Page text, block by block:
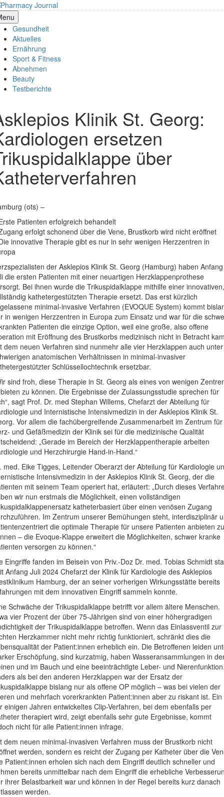
Skip
to
content
Journal
Gesundheit
Aktuelles
Ernährung
Sport & Fitness
Abnehmen
Beauty
Testberichte
Klinik St. Georg:
ersetzen
über
(ots) –
Patienten erfolgreich behandelt
erfolgt schonend über die Vene, Brustkorb wird nicht eröffnet
innovative Therapie gibt es nur in sehr wenigen Herzzentren in
der Asklepios Klinik St. Georg (Hamburg) haben Anfang
die ersten Patienten mit einer neuartigen Herzklappenprothese
Bei ihnen wurde die Trikuspidalklappe mithilfe einer innovativen,
kathetergestützten Therapie ersetzt. Das erst kürzlich
minimal-invasive Verfahren (EVOQUE System) kommt
in wenigen Herzzentren in Europa zum Einsatz und war für die
Patienten die einzige Option, weil eine große, also offene
mit Eröffnung des Brustkorbs medizinisch nicht in Betracht
dem neuen Verfahren sind nunmehr alle vier Herzklappen auch unter
anatomischen Verhältnissen in minimal-invasiver
Schlüssellochtechnik ersetzbar.
sind froh, diese Therapie in St. Georg als eines von wenigen
zu können. Die Ergebnisse der Zulassungsstudie sprechen für
sagt Prof. Dr. med Stephan Willems, Chefarzt der Abteilung für
und Internistische Intensivmedizin in der Asklepios Klinik St.
Vor allem die fachübergreifende Zusammenarbeit im Zentrum für
und Gefäßmedizin der Klinik sei für die medizinische Qualität
„Gerade im Bereich der Herzklappentherapie arbeiten
und Herzchirurgie Hand-in-Hand.“
med. Eike Tigges, Leitender Oberarzt der Abteilung für Kardiologie
Intensivmedizin in der Asklepios Klinik St. Georg, der die
mit seinem Team operiert hat, erläutert: „Durch dieses
wir nun erstmals die Möglichkeit, einen vollständigen
katheterbasiert über einen venösen Zugang
Im Zentrum unserer Bemühungen steht, interdisziplinär
die optimale Therapie für unsere Patienten anbieten zu
– die Evoque-Klappe erweitert die Möglichkeiten, schwer kranke
versorgen zu können.“
Eingriffe fanden im Beisein von Priv.-Doz Dr. med. Tobias Schmidt
Anfang Juli 2024 Chefarzt der Klinik für Kardiologie des Asklepios
Hamburg, der an seiner vorherigen Wirkungsstätte bereits
mit dem innovativen Eingriff sammeln konnte.
Schwäche der Trikuspidalklappe betrifft vor allem ältere Menschen.
vier Prozent der über 75-Jährigen sind von einer höhergradigen
der Trikuspidalklappe betroffen. Wenn das Einlassventil zur
Herzkammer nicht mehr richtig funktioniert, schränkt dies die
der Patient:innen erheblich ein. Die Betroffenen leiden
Erschöpfung, sind kurzatmig, haben Wasseransammlungen in
und im Bauch und eine beeinträchtigte Leber- und
als bei den anderen Herzklappen war der Ersatz der
bislang nur als offene OP möglich – was bei vielen der
und mehrfach vorerkrankten Patient:innen aber zu riskant ist. Ein
einigen Jahren entwickeltes Clip-Verfahren, bei dem ebenfalls per
therapiert wird, zeigt ebenfalls sehr gute Ergebnisse, kommt
nicht für alle Patient:innen infrage.
dem neuen minimal-invasiven Verfahren muss der Brustkorb nicht
werden, sondern es reicht der Zugang per Katheter über die
Patient:innen erholen sich nach dem Eingriff deutlich schneller und
bereits unmittelbar nach dem Eingriff die erhebliche
ihrer Belastbarkeit war und können in der Regel bereits kurz danach
werden.